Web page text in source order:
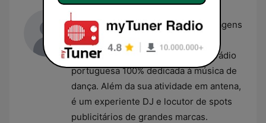
iniciada na Rádio Comercial e passagens
pela M80, foi também um dos
fundadores da MIX FM, a primeira rádio
portuguesa 100% dedicada à música de
dança. Além da sua atividade em antena,
é um experiente DJ e locutor de spots
publicitários de grandes marcas.